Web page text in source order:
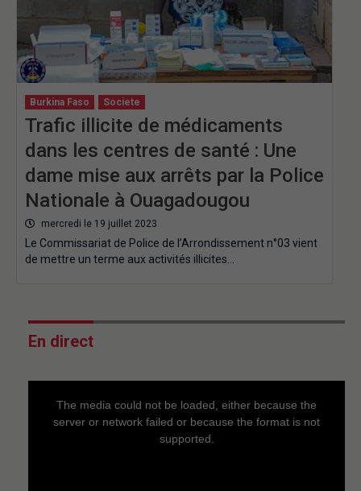
Burkina Faso Societe
Trafic illicite de médicaments
dans les centres de santé : Une
dame mise aux arrêts par la Police
Nationale à Ouagadougou
mercredi le 19 juillet 2023
Le Commissariat de Police de l’Arrondissement n°03 vient
de mettre un terme aux activités illicites…
En direct
The media could not be loaded, either because the
server or network failed or because the format is not
supported.